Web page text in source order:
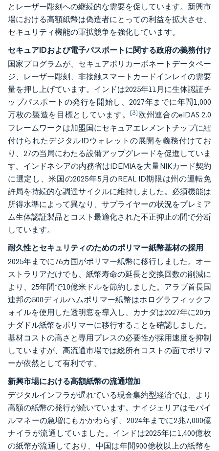
とレーザー彫刻への継続的な需要を促しています。新興市
場における高額紙幣は偽造者にとっての利益を拡大させ、
セキュリティ機能の軍拡競争を強化しています。
セキュアIDおよび電子パスポートに関する政府の義務付け
国家プログラムが、セキュアポリカーボネートデータペー
ジ、レーザー彫刻、非接触スマートカードインレイの需要
量を押し上げています。インドは2025年11月に生体認証チ
ップパスポートの発行を開始し、2027年までに年間1,000
万枚の製造を目標としています。[3]欧州連合のeIDAS 2.0
フレームワークは加盟国にセキュアエレメントチップに紐
付けられたデジタルIDウォレットの展開を義務付けてお
り、27の当局にわたる設備アップグレードを促進していま
す。インドネシアの内務省はIDEMIAを大量NIKカード契約
に選定し、米国の2025年5月のREAL ID期限は州の運転免
許局を持続的な調達サイクルに維持しました。必須機能は
所得水準によって異なり、サプライヤーの状況をプレミア
ム生体認証製品とコスト最適化された不正抑止の間で分断
しています。
耐久性とセキュリティのためのポリマー紙幣基材の採用
2025年までに76カ国がポリマー紙幣に移行しました。オー
ストラリアだけでも、紙幣寿命の延長と交換回数の削減に
より、25年間で10億米ドルを節約しました。アラブ首長国
連邦の500ディルハムポリマー紙幣はホログラフィックフ
ォイルを使用した透明窓を導入し、カナダは2027年に20カ
ナダドル紙幣をポリマーに移行することを確認しました。
基材コストの高さと専用プレスの必要性が採用速度を抑制
していますが、高流通市場では総所有コストの面でポリマ
ーが依然として有利です。
新興市場における高額紙幣の流通増加
デジタルインフラが遅れている現金集約型経済では、より
高額の紙幣の発行が続いています。ナイジェリアはモバイ
ルマネーの急増にもかかわらず、2024年までに2兆7,000億
ナイラが流通していました。インドは2025年に1,400億枚
の紙幣が流通しており、中国は年間900億枚以上の紙幣を